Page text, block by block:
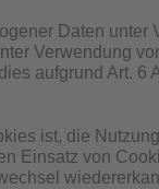
Daten unter
Verwendung
aufgrund Art. 6
ist, die
Einsatz von